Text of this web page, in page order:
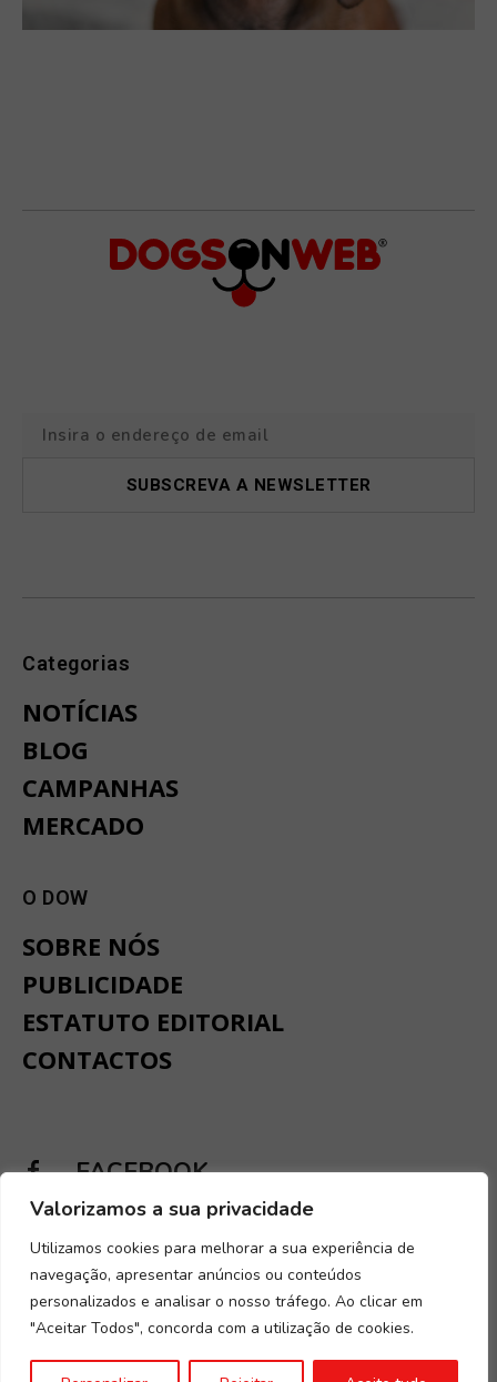
Valorizamos a sua privacidade
Utilizamos cookies para melhorar a sua experiência de
navegação, apresentar anúncios ou conteúdos
personalizados e analisar o nosso tráfego. Ao clicar em
"Aceitar Todos", concorda com a utilização de cookies.
Categorias
NOTÍCIAS
BLOG
CAMPANHAS
MERCADO
O DOW
SOBRE NÓS
PUBLICIDADE
ESTATUTO EDITORIAL
CONTACTOS
FACEBOOK
INSTAGRAM
Desenvolvido porDigital Spirit.Termos e condições
Política de